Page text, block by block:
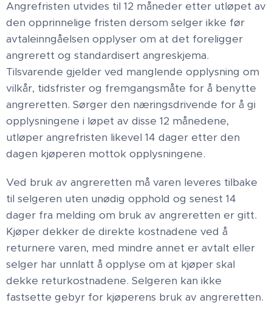
Angrefristen utvides til 12 måneder etter utløpet av
den opprinnelige fristen dersom selger ikke før
avtaleinngåelsen opplyser om at det foreligger
angrerett og standardisert angreskjema.
Tilsvarende gjelder ved manglende opplysning om
vilkår, tidsfrister og fremgangsmåte for å benytte
angreretten. Sørger den næringsdrivende for å gi
opplysningene i løpet av disse 12 månedene,
utløper angrefristen likevel 14 dager etter den
dagen kjøperen mottok opplysningene.
Ved bruk av angreretten må varen leveres tilbake
til selgeren uten unødig opphold og senest 14
dager fra melding om bruk av angreretten er gitt.
Kjøper dekker de direkte kostnadene ved å
returnere varen, med mindre annet er avtalt eller
selger har unnlatt å opplyse om at kjøper skal
dekke returkostnadene. Selgeren kan ikke
fastsette gebyr for kjøperens bruk av angreretten.